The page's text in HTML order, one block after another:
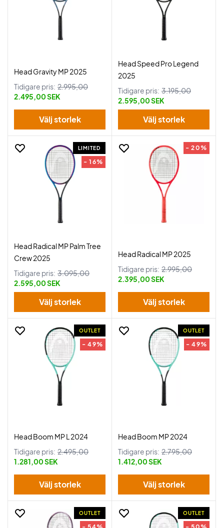
Head Gravity MP 2025
Tidigare pris: 2.995,00
2.495,00 SEK
Välj storlek
Head Speed Pro Legend
2025
Tidigare pris: 3.195,00
2.595,00 SEK
Välj storlek
LIMITED
- 16%
Head Radical MP Palm Tree
Crew 2025
Tidigare pris: 3.095,00
2.595,00 SEK
Välj storlek
- 20%
Head Radical MP 2025
Tidigare pris: 2.995,00
2.395,00 SEK
Välj storlek
OUTLET
- 49%
Head Boom MP L 2024
Tidigare pris: 2.495,00
1.281,00 SEK
Välj storlek
OUTLET
- 49%
Head Boom MP 2024
Tidigare pris: 2.795,00
1.412,00 SEK
Välj storlek
OUTLET OUTLET